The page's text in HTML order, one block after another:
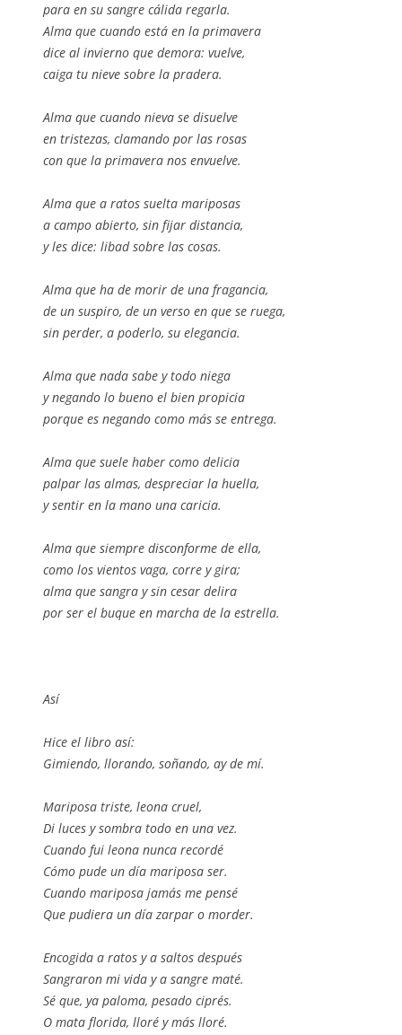
para en su sangre cálida regarla.
Alma que cuando está en la primavera
dice al invierno que demora: vuelve,
caiga tu nieve sobre la pradera.
Alma que cuando nieva se disuelve
en tristezas, clamando por las rosas
con que la primavera nos envuelve.
Alma que a ratos suelta mariposas
a campo abierto, sin fijar distancia,
y les dice: libad sobre las cosas.
Alma que ha de morir de una fragancia,
de un suspiro, de un verso en que se ruega,
sin perder, a poderlo, su elegancia.
Alma que nada sabe y todo niega
y negando lo bueno el bien propicia
porque es negando como más se entrega.
Alma que suele haber como delicia
palpar las almas, despreciar la huella,
y sentir en la mano una caricia.
Alma que siempre disconforme de ella,
como los vientos vaga, corre y gira;
alma que sangra y sin cesar delira
por ser el buque en marcha de la estrella.
Así
Hice el libro así:
Gimiendo, llorando, soñando, ay de mí.
Mariposa triste, leona cruel,
Di luces y sombra todo en una vez.
Cuando fui leona nunca recordé
Cómo pude un día mariposa ser.
Cuando mariposa jamás me pensé
Que pudiera un día zarpar o morder.
Encogida a ratos y a saltos después
Sangraron mi vida y a sangre maté.
Sé que, ya paloma, pesado ciprés.
O mata florida, lloré y más lloré.